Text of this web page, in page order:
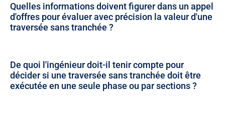
Quelles informations doivent figurer dans un appel
d'offres pour évaluer avec précision la valeur d'une
traversée sans tranchée ?
De quoi l'ingénieur doit-il tenir compte pour
décider si une traversée sans tranchée doit être
exécutée en une seule phase ou par sections ?